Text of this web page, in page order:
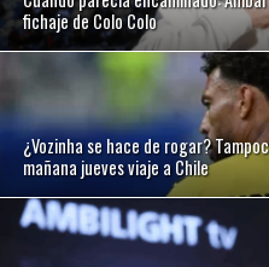
fichaje de Colo Colo
¿Vozinha se hace de rogar?
mañana jueves viaje a Chile